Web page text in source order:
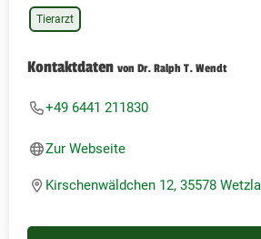
Tierarzt
Kontaktdaten von Dr. Ralph T. Wendt
+49 6441 211830
Zur Webseite
Kirschenwäldchen 12, 35578